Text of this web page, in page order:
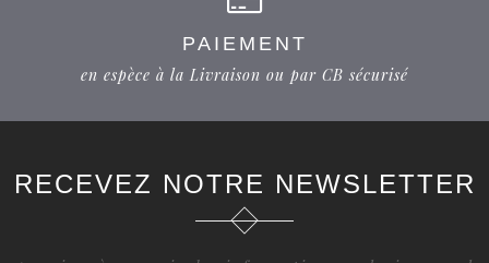
PAIEMENT
en espèce à la Livraison ou par CB sécurisé
RECEVEZ NOTRE NEWSLETTER